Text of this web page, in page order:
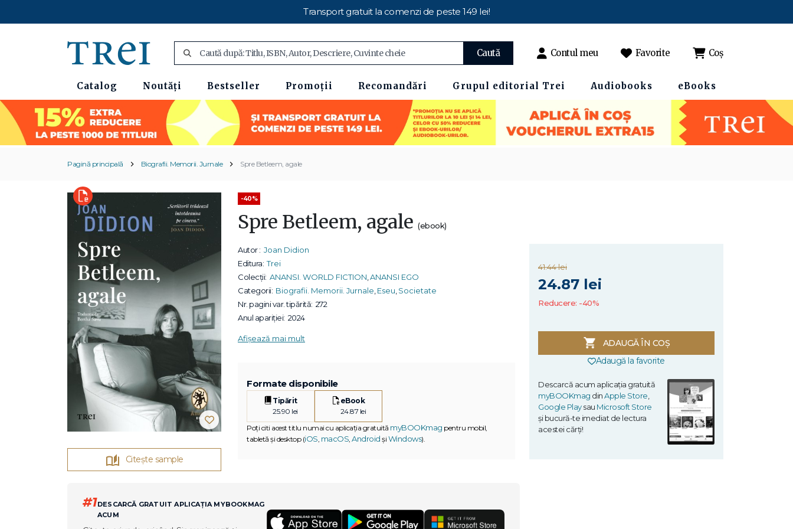
Transport gratuit la comenzi de peste 149 lei!
Caută Contul meu Favorite Coș
Catalog Noutăți Bestseller Promoții Recomandări Grupul editorial Trei Audiobooks eBooks
Pagină principală Biografii. Memorii. Jurnale Spre Betleem, agale
Citește sample
-40%
Spre Betleem, agale (ebook)
Autor : Joan Didion
Editura: Trei
Colecții: ANANSI. WORLD FICTION ANANSI EGO
Categorii: Biografii. Memorii. Jurnale Eseu Societate
Nr. pagini var. tipărită: 272
Anul apariției: 2024
Afișează mai mult
Formate disponibile
Tipărit
25.90 lei
eBook
24.87 lei
Poți citi acest titlu numai cu aplicația gratuită myBOOKmag pentru mobil,
tabletă și desktop (iOS macOS Android și Windows).
41.44 lei
24.87 lei
Reducere: -40%
ADAUGĂ ÎN COȘ
Adaugă la favorite
Descarcă acum aplicația gratuită
myBOOKmag dinApple Store
Google Playsau Microsoft Store
și bucură-te imediat de lectura
acestei cărți!
#1DESCARCĂ GRATUIT APLICAȚIA MYBOOKMAG
ACUM